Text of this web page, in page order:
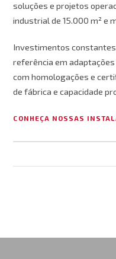
soluções e projetos
industrial de 15.000 m² e
Investimentos
referência em
com homologações e
de fábrica e capacidade
CONHEÇA NOSSAS